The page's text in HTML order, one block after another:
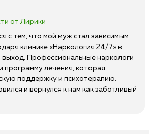
от Лирики
с тем, что мой муж стал зависимым
клинике «Наркология 24/7» в
Профессиональные наркологи
программу лечения, которая
поддержку и психотерапию.
и вернулся к нам как заботливый